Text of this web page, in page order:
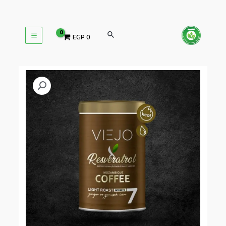
المحتوى
البحث EGP0
MAIN
MENU
قهوةموزمبيقى